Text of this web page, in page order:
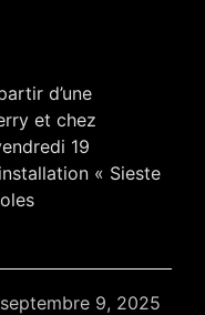
d’une
et chez
19
« Sieste
septembre 9, 2025